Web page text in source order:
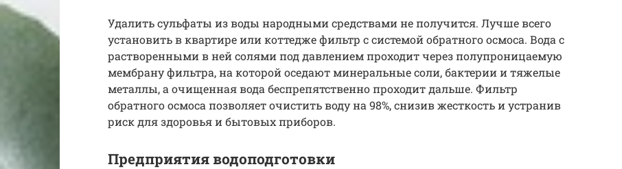
Удалить сульфаты из воды народными средствами не получится. Лучше всего
установить в квартире или коттедже фильтр с системой обратного осмоса. Вода с
растворенными в ней солями под давлением проходит через полупроницаемую
мембрану фильтра, на которой оседают минеральные соли, бактерии и тяжелые
металлы, а очищенная вода беспрепятственно проходит дальше. Фильтр
обратного осмоса позволяет очистить воду на 98%, снизив жесткость и устранив
риск для здоровья и бытовых приборов.
Предприятия водоподготовки